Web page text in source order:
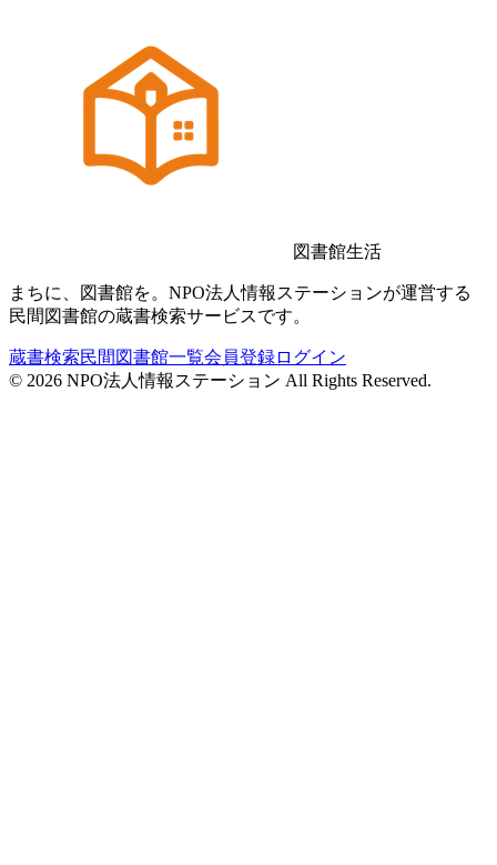
図書館生活
まちに、図書館を。NPO法人情報ステーションが運営する
民間図書館の蔵書検索サービスです。
蔵書検索民間図書館一覧会員登録ログイン
© 2026 NPO法人情報ステーション All Rights Reserved.